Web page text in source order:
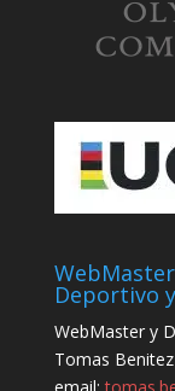
Deportivo
WebMaster y
Tomas